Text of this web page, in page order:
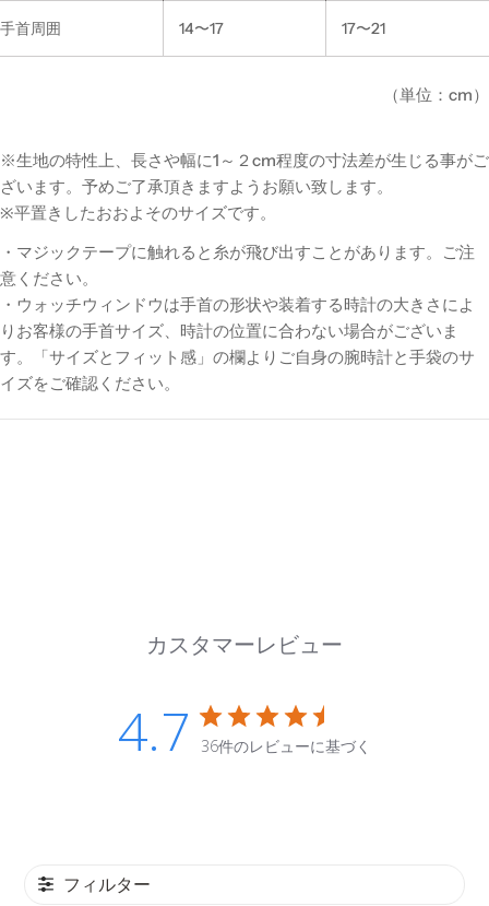
手首周囲 14〜17 17〜21
（単位：cm）
※生地の特性上、長さや幅に1～２cm程度の寸法差が生じる事がご
ざいます。予めご了承頂きますようお願い致します。
※平置きしたおおよそのサイズです。
・マジックテープに触れると糸が飛び出すことがあります。ご注
意ください。
・ウォッチウィンドウは手首の形状や装着する時計の大きさによ
りお客様の手首サイズ、時計の位置に合わない場合がございま
す。「サイズとフィット感」の欄よりご自身の腕時計と手袋のサ
イズをご確認ください。
カスタマーレビュー
4.7 36件のレビューに基づく
フィルター